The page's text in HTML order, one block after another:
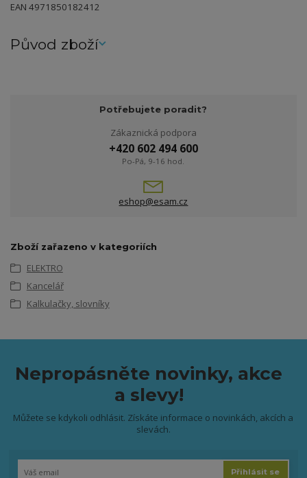
EAN 4971850182412
Původ zboží
Potřebujete poradit?
Zákaznická podpora
+420 602 494 600
Po-Pá, 9-16 hod.
eshop@esam.cz
Zboží zařazeno v kategoriích
ELEKTRO
Kancelář
Kalkulačky, slovníky
Nepropásněte novinky, akce
a slevy!
Můžete se kdykoli odhlásit. Získáte informace o novinkách, akcích a
slevách.
Přihlásit se